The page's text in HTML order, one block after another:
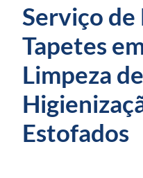
Serviço de
Tapetes
Limpeza
Estofados